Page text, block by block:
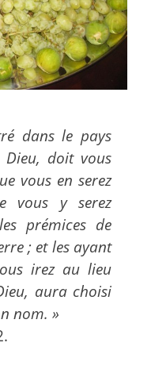
dans le pays
doit vous
vous en serez
vous y serez
prémices de
; et les ayant
irez au lieu
aura choisi
nom. »